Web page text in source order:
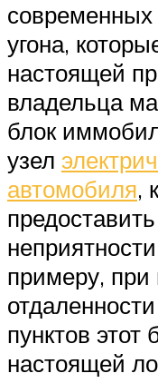
угона,
настоящей
владельца
блок
узел
автомобиля,
примеру, при
пунктов этот
настоящей